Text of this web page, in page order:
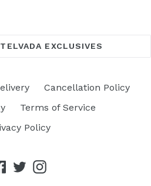
EXCLUSIVES
Cancellation Policy
Terms of Service
Policy
Facebook
TwitterInstagram